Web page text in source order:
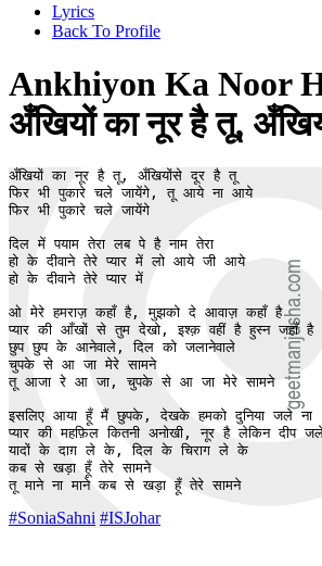
Lyrics
Back To Profile
Ankhiyon Ka Noor
अँखियों का नूर है तू,
अँखियों का नूर है तू, अँखियोंसे दूर है तू
फिर भी पुकारे चले जायेंगे, तू आये ना आये
फिर भी पुकारे चले जायेंगे
दिल में पयाम तेरा लब पे है नाम तेरा
हो के दीवाने तेरे प्यार में लो आये जी आये
हो के दीवाने तेरे प्यार में
ओ मेरे हमराज़ कहाँ है, मुझको दे आवाज़ कहाँ है
प्यार की आँखों से तुम देखो, इश्क़ वहीं है हुस्न जहाँ है
छुप छुप के आनेवाले, दिल को जलानेवाले
चुपके से आ जा मेरे सामने
तू आजा रे आ जा, चुपके से आ जा मेरे सामने
इसलिए आया हूँ मैं छुपके, देखके हमको दुनिया जले ना
प्यार की महफ़िल कितनी अनोखी, नूर है लेकिन दीप
यादों के दाग़ ले के, दिल के चिराग ले के
कब से खड़ा हूँ तेरे सामने
तू माने ना माने कब से खड़ा हूँ तेरे सामने
#SoniaSahni #ISJohar